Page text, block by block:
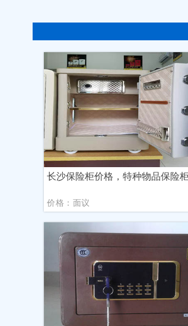
长沙保险柜价格，特种物品保险
价格：面议